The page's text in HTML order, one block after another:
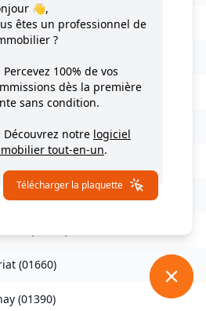
(01430
(01340)
de-Rives ( 01300
(01660)
(01390)
👋,
êtes un professionnel de
?
Percevez 100% de vos
dès la première
sans condition.
Découvrez notre logiciel
tout-en-un.
Télécharger la plaquette